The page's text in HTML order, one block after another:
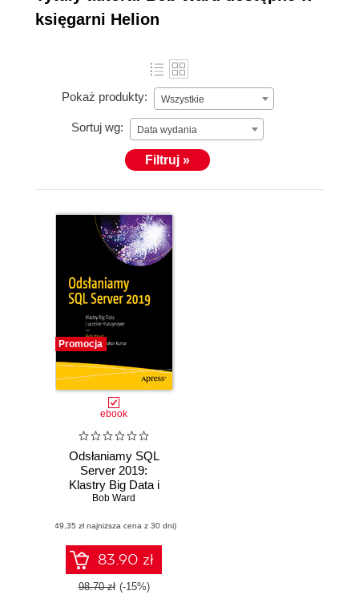
księgarni Helion
Pokaż produkty: Wszystkie
Sortuj wg: Data wydania
Filtruj »
Promocja
ebook
Odsłaniamy SQL
Server 2019:
Klastry Big Data i
uczenie
Bob Ward
(49,35 zł najniższa cena z 30 dni)
83.90 zł
98.70 zł (-15%)